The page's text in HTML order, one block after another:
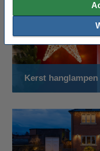
Kerst hanglampen